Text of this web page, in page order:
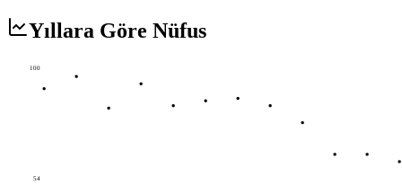
Yıllara Göre Nüfus
100
54